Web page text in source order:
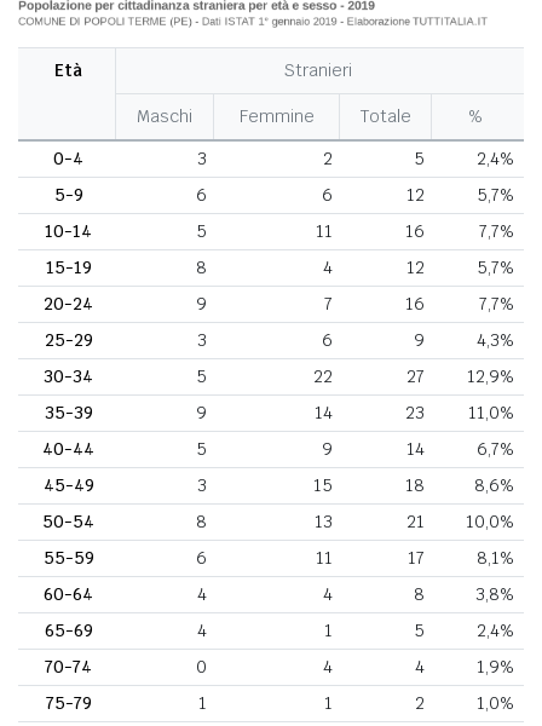
Età Stranieri
Maschi Femmine Totale
%
0-4
3 2 5
2,4%
5-9
6 6 12
5,7%
10-14
5 11 16
7,7%
15-19
8 4 12
5,7%
20-24
9 7 16
7,7%
25-29
3 6 9
4,3%
30-34
5 22 27
12,9%
35-39
9 14 23
11,0%
40-44
5 9 14
6,7%
45-49
3 15 18
8,6%
50-54
8 13 21
10,0%
55-59
6 11 17
8,1%
60-64
4 4 8
3,8%
65-69
4 1 5
2,4%
70-74
0 4 4
1,9%
75-79
1 1 2
1,0%